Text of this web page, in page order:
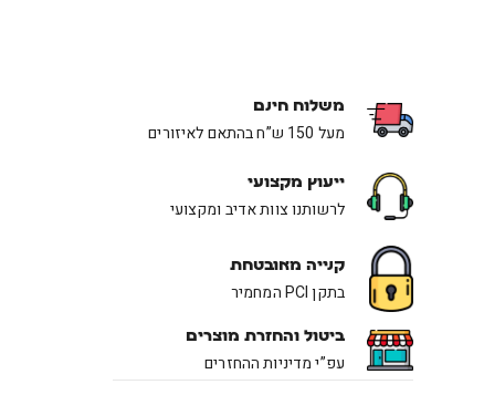
משלוח חינם
מעל 150 ש”ח בהתאם לאיזורים
ייעוץ מקצועי
לרשותנו צוות אדיב ומקצועי
קנייה מאובטחת
בתקן PCI המחמיר
ביטול והחזרת מוצרים
עפ”י מדיניות ההחזרים